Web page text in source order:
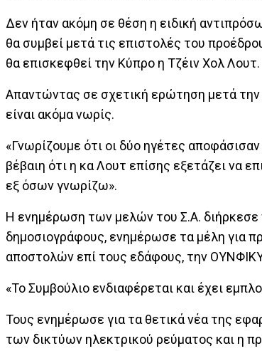
Δεν ήταν ακόμη σε θέση η ειδική
θα συμβεί μετά τις επιστολές του
θα επισκεφθεί την Κύπρο η Τζέιν Χολ Λουτ.
Απαντώντας σε σχετική ερώτηση μετά
είναι ακόμα νωρίς.
«Γνωρίζουμε ότι οι δύο ηγέτες
βέβαιη ότι η κα Λουτ επίσης εξετάζει να
εξ όσων γνωρίζω».
Η ενημέρωση των μελών του Σ.Α.
δημοσιογράφους, ενημέρωσε τα μέλη για
αποστολών επί τους εδάφους, την
«Το Συμβούλιο ενδιαφέρεται και έχει
Τους ενημέρωσε για τα θετικά νέα της
των δικτύων ηλεκτρικού ρεύματος και η